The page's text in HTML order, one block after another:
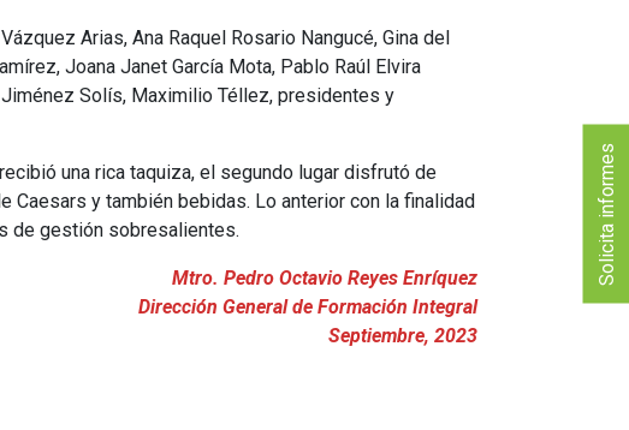
Solicita informes
Arias, Ana Raquel Rosario Nangucé, Gina del
Joana Janet García Mota, Pablo Raúl Elvira
Solís, Maximilio Téllez, presidentes y
una rica taquiza, el segundo lugar disfrutó de
y también bebidas. Lo anterior con la finalidad
de gestión sobresalientes.
Mtro. Pedro Octavio Reyes Enríquez
Dirección General de Formación Integral
Septiembre, 2023